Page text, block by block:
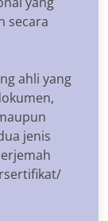
secara
ahli yang
jenis